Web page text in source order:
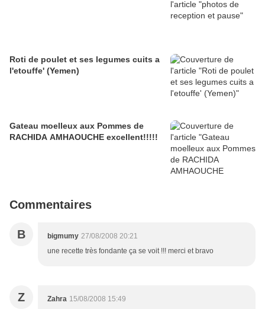
Roti de poulet et ses legumes cuits a
l'etouffe' (Yemen)
Gateau moelleux aux Pommes de
RACHIDA AMHAOUCHE excellent!!!!!
Commentaires
B bigmumy 27/08/2008 20:21
une recette très fondante ça se voit !!! merci et bravo
Z Zahra 15/08/2008 15:49